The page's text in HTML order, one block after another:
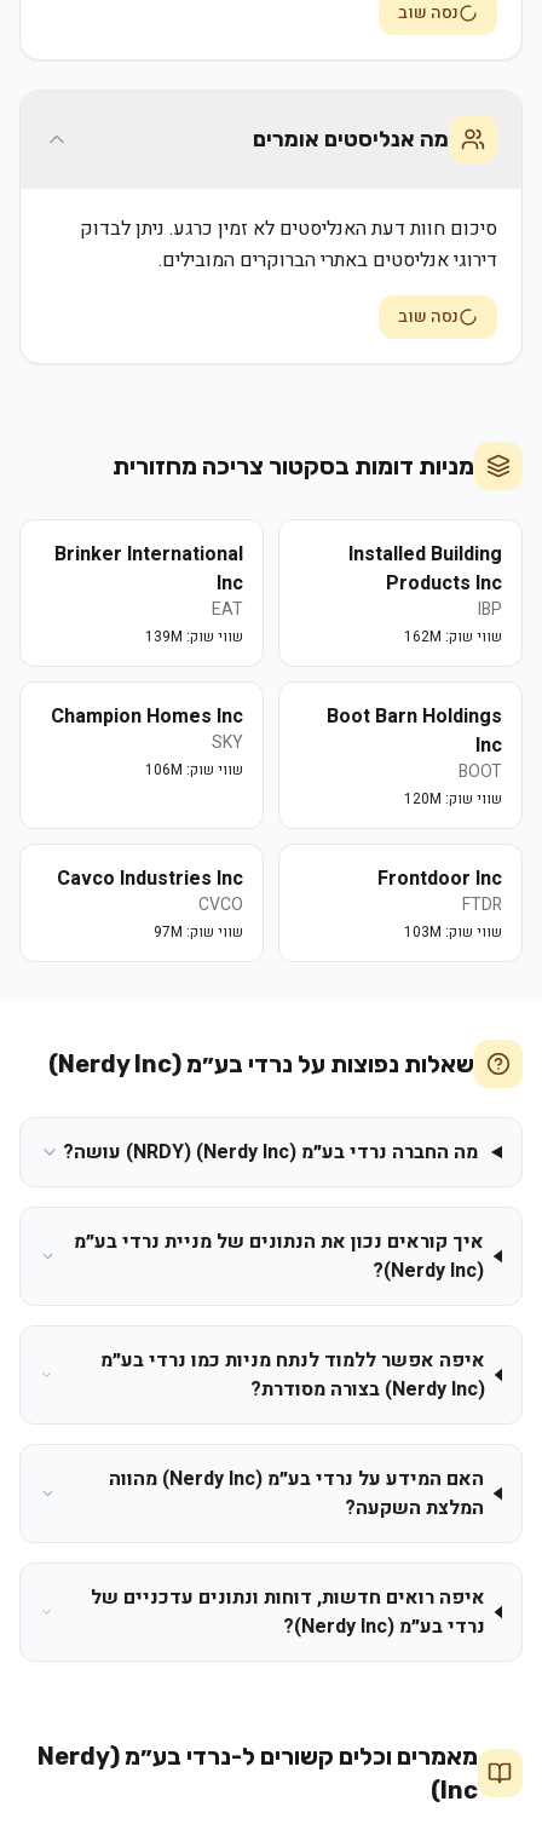
נסה שוב
מה אנליסטים אומרים
סיכום חוות דעת האנליסטים לא זמין כרגע. ניתן לבדוק
דירוגי אנליסטים באתרי הברוקרים המובילים.
נסה שוב
מניות דומות בסקטור צריכה מחזורית
Installed Building
Products Inc
IBP
שווי שוק: 162M
Brinker International
Inc
EAT
שווי שוק: 139M
Boot Barn Holdings
Inc
BOOT
שווי שוק: 120M
Champion Homes Inc
SKY
שווי שוק: 106M
Frontdoor Inc
FTDR
שווי שוק: 103M
Cavco Industries Inc
CVCO
שווי שוק: 97M
שאלות נפוצות על נרדי בע״מ (Nerdy Inc)
מה החברה נרדי בע״מ (Nerdy Inc) (NRDY) עושה?
איך קוראים נכון את הנתונים של מניית נרדי בע״מ
(Nerdy Inc)?
איפה אפשר ללמוד לנתח מניות כמו נרדי בע״מ
(Nerdy Inc) בצורה מסודרת?
האם המידע על נרדי בע״מ (Nerdy Inc) מהווה
המלצת השקעה?
איפה רואים חדשות, דוחות ונתונים עדכניים של
נרדי בע״מ (Nerdy Inc)?
מאמרים וכלים קשורים ל-
נרדי בע״מ (Nerdy
Inc)